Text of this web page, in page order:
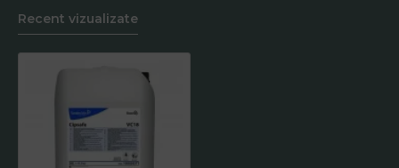
Recent vizualizate